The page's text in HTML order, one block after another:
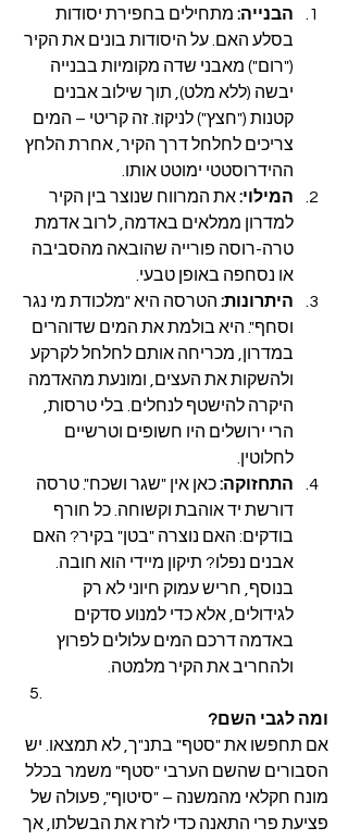
הבנייה: מתחילים בחפירת יסודות
בסלע האם. על היסודות בונים את הקיר
("רום") מאבני שדה מקומיות בבנייה
יבשה (ללא מלט), תוך שילוב אבנים
קטנות ("חצץ") לניקוז. זה קריטי – המים
צריכים לחלחל דרך הקיר, אחרת הלחץ
ההידרוסטטי ימוטט אותו.
המילוי: את המרווח שנוצר בין הקיר
למדרון ממלאים באדמה, לרוב אדמת
טרה-רוסה פורייה שהובאה מהסביבה
או נסחפה באופן טבעי.
היתרונות: הטרסה היא "מלכודת מי נגר
וסחף". היא בולמת את המים שדוהרים
במדרון, מכריחה אותם לחלחל לקרקע
ולהשקות את העצים, ומונעת מהאדמה
היקרה להישטף לנחלים. בלי טרסות,
הרי ירושלים היו חשופים וטרשיים
לחלוטין.
התחזוקה: כאן אין "שגר ושכח". טרסה
דורשת יד אוהבת וקשוחה. כל חורף
בודקים: האם נוצרה "בטן" בקיר? האם
אבנים נפלו? תיקון מיידי הוא חובה.
בנוסף, חריש עמוק חיוני לא רק
לגידולים, אלא כדי למנוע סדקים
באדמה דרכם המים עלולים לפרוץ
ולהחריב את הקיר מלמטה.
ומה לגבי השם?
אם תחפשו את "סטף" בתנ"ך, לא תמצאו. יש
הסבורים שהשם הערבי "סטף" משמר בכלל
מונח חקלאי מהמשנה – "סיטוף", פעולה של
פציעת פרי התאנה כדי לזרז את הבשלתו, אך